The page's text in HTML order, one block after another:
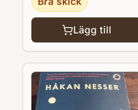
Lägg till